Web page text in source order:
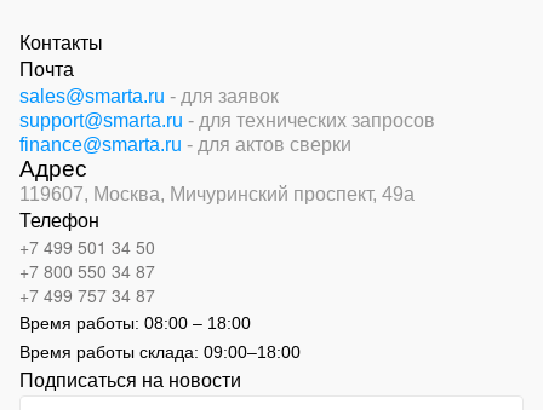
Контакты
Почта
sales@smarta.ru - для заявок
support@smarta.ru - для технических запросов
finance@smarta.ru - для актов сверки
Адрес
119607, Москва, Мичуринский проспект, 49а
Телефон
+7 499 501 34 50
+7 800 550 34 87
+7 499 757 34 87
Время работы: 08:00 – 18:00
Время работы склада: 09:00–18:00
Подписаться на новости